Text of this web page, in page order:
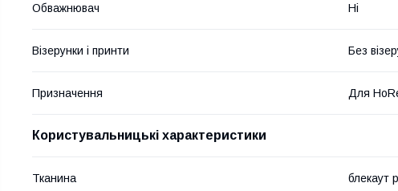
Обважнювач Ні
Візерунки і принти Без
Призначення Для
Користувальницькі характеристики
Тканина блекаут